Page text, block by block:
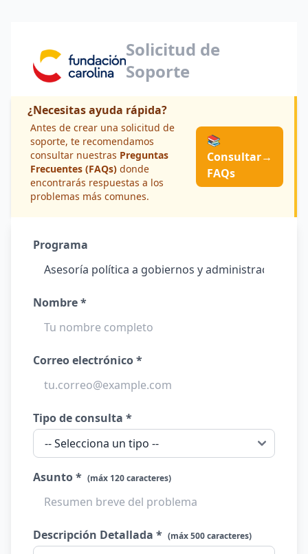
Solicitud de
Soporte
¿Necesitas ayuda rápida?
Antes de crear una solicitud de
soporte, te recomendamos
consultar nuestras Preguntas
Frecuentes (FAQs) donde
encontrarás respuestas a los
problemas más comunes.
📚
Consultar
FAQs
→
Programa
Nombre *
Correo electrónico *
Tipo de consulta *
Asunto * (máx 120 caracteres)
Descripción Detallada * (máx 500 caracteres)